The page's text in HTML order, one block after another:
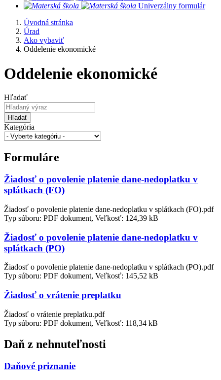
Univerzálny formulár
Úvodná stránka
Úrad
Ako vybaviť
Oddelenie ekonomické
Oddelenie ekonomické
Hľadať
Hľadať
Kategória
Formuláre
Žiadosť o povolenie platenie dane-nedoplatku v
splátkach (FO)
Žiadosť o povolenie platenie dane-nedoplatku v splátkach (FO).pdf
Typ súboru: PDF dokument, Veľkosť: 124,39 kB
Žiadosť o povolenie platenie dane-nedoplatku v
splátkach (PO)
Žiadosť o povolenie platenie dane-nedoplatku v splátkach (PO).pdf
Typ súboru: PDF dokument, Veľkosť: 145,52 kB
Žiadosť o vrátenie preplatku
Žiadosť o vrátenie preplatku.pdf
Typ súboru: PDF dokument, Veľkosť: 118,34 kB
Daň z nehnuteľnosti
Daňové priznanie